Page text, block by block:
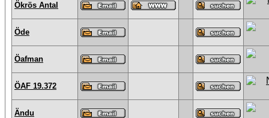
Ökrös Antal
Öde
Öafman
ÖAF 19.372
Ändu